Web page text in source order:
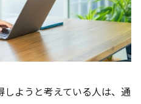
ようと考えている人は、通